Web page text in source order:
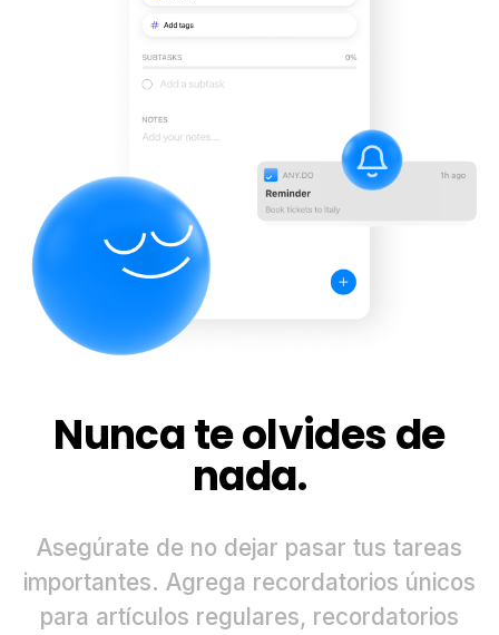
Nunca te olvides de
nada.
Asegúrate de no dejar pasar tus tareas
importantes. Agrega recordatorios únicos
para artículos regulares, recordatorios